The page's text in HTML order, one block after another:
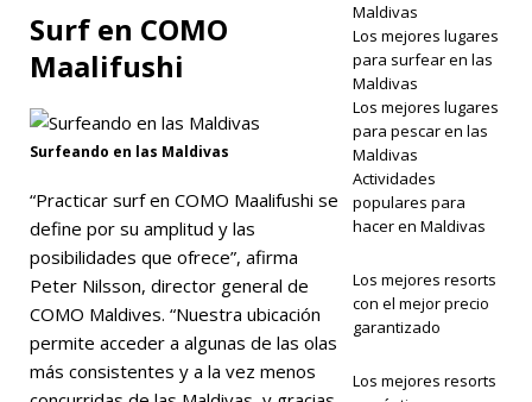
COMPLEJOS
TURÍSTICOS
DE 5
ESTRELLAS
Surf en COMO
Maalifushi
Surfeando en las Maldivas
“Practicar surf en COMO Maalifushi se
define por su amplitud y las
posibilidades que ofrece”, afirma
Peter Nilsson, director general de
COMO Maldives. “Nuestra ubicación
permite acceder a algunas de las olas
más consistentes y a la vez menos
Maldivas
Los mejores lugares
para surfear en las
Maldivas
Los mejores lugares
para pescar en las
Maldivas
Actividades
populares para
hacer en Maldivas
Los mejores resorts
con el mejor precio
garantizado
Los mejores resorts